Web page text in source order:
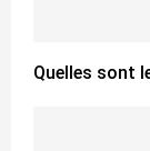
Quelles sont